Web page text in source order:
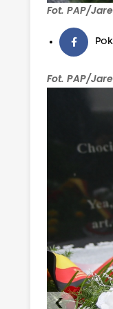
Fot. PAP/
Fot. PAP/